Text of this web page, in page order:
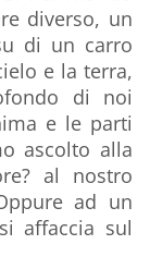
diverso, un
di un carro
e la terra,
di noi
e le parti
ascolto alla
al nostro
ad un
affaccia sul